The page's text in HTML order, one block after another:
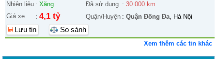
Nhiên liệu : Xăng Đã sử dụng : 30.000 km
Giá xe
: 4,1 tỷ Quận/Huyện : Quận Đống Đa, Hà Nội
Lưu tin So sánh
Xem thêm các tin khác